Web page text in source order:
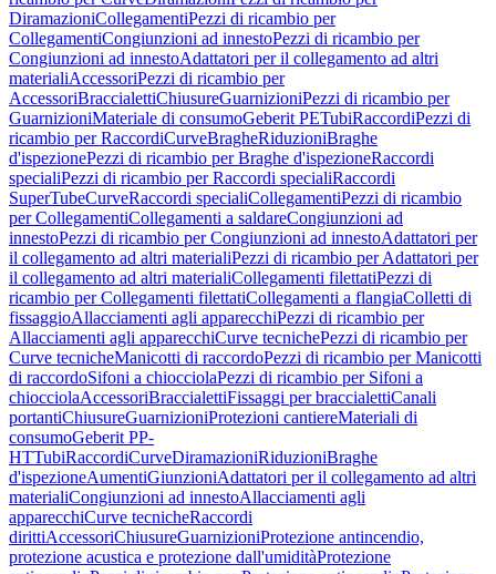
DiramazioniCollegamentiPezzi di ricambio per
CollegamentiCongiunzioni ad innestoPezzi di ricambio per
Congiunzioni ad innestoAdattatori per il collegamento ad altri
materialiAccessoriPezzi di ricambio per
AccessoriBraccialettiChiusureGuarnizioniPezzi di ricambio per
GuarnizioniMateriale di consumoGeberit PETubiRaccordiPezzi di
ricambio per RaccordiCurveBragheRiduzioniBraghe
d'ispezionePezzi di ricambio per Braghe d'ispezioneRaccordi
specialiPezzi di ricambio per Raccordi specialiRaccordi
SuperTubeCurveRaccordi specialiCollegamentiPezzi di ricambio
per CollegamentiCollegamenti a saldareCongiunzioni ad
innestoPezzi di ricambio per Congiunzioni ad innestoAdattatori per
il collegamento ad altri materialiPezzi di ricambio per Adattatori per
il collegamento ad altri materialiCollegamenti filettatiPezzi di
ricambio per Collegamenti filettatiCollegamenti a flangiaColletti di
fissaggioAllacciamenti agli apparecchiPezzi di ricambio per
Allacciamenti agli apparecchiCurve tecnichePezzi di ricambio per
Curve tecnicheManicotti di raccordoPezzi di ricambio per Manicotti
di raccordoSifoni a chiocciolaPezzi di ricambio per Sifoni a
chiocciolaAccessoriBraccialettiFissaggi per braccialettiCanali
portantiChiusureGuarnizioniProtezioni cantiereMateriali di
consumoGeberit PP-
HTTubiRaccordiCurveDiramazioniRiduzioniBraghe
d'ispezioneAumentiGiunzioniAdattatori per il collegamento ad altri
materialiCongiunzioni ad innestoAllacciamenti agli
apparecchiCurve tecnicheRaccordi
dirittiAccessoriChiusureGuarnizioniProtezione antincendio,
protezione acustica e protezione dall'umiditàProtezione